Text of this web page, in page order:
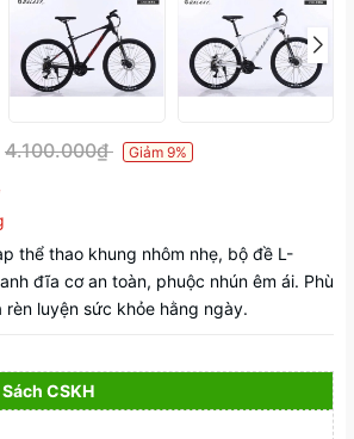
4.100.000₫ Giảm 9%
thể thao khung nhôm nhẹ, bộ đề L-
đĩa cơ an toàn, phuộc nhún êm ái. Phù
rèn luyện sức khỏe hằng ngày.
CSKH